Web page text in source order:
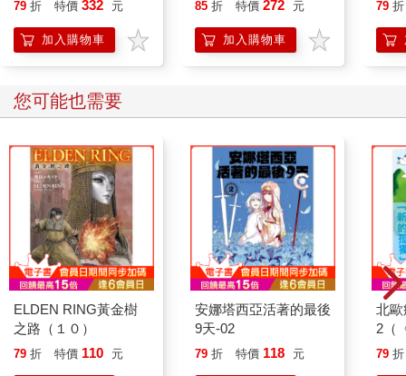
79 折 特價 332 元
加入購物車
85 折 特價 272 元
加入購物車
79 折
您可能也需要
ELDEN RING黃金樹
之路（１０）
79 折 特價 110 元
安娜塔西亞活著的最後
9天-02
79 折 特價 118 元
北
2（
芬
79 折